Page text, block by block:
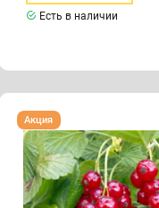
Есть в наличии
Смородина
"РЕД
ПУЛ"
Акция